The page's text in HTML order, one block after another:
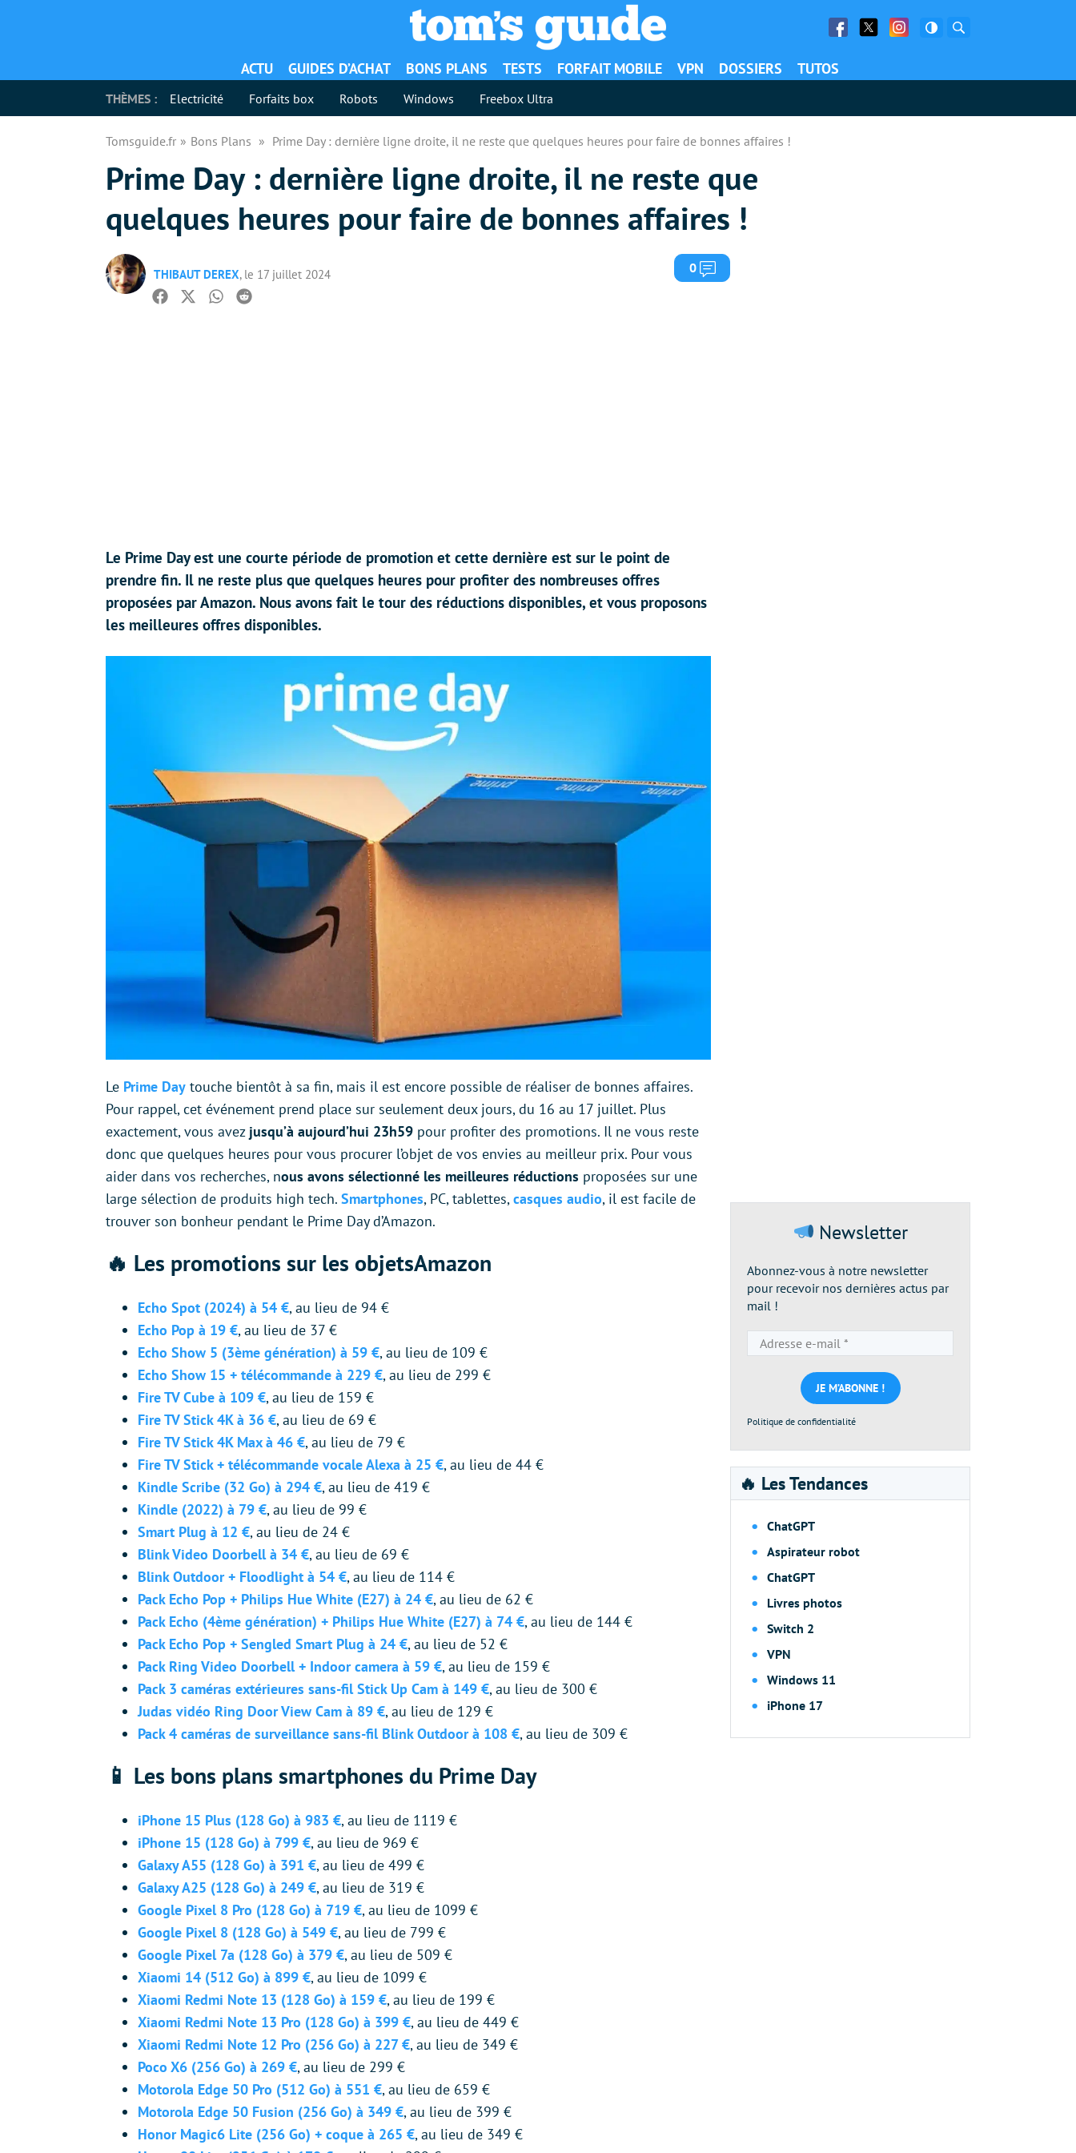
Facebook
Twitter Facebook
ACTU GUIDES D’ACHAT BONS PLANS TESTS FORFAIT MOBILE VPN DOSSIERS TUTOS
THÈMES : Electricité Forfaits box Robots Windows Freebox Ultra
Tomsguide.fr Bons Plans Prime Day : dernière ligne droite, il ne reste que quelques heures pour faire de bonnes affaires !
Prime Day : dernière ligne droite, il ne reste que
quelques heures pour faire de bonnes affaires !
THIBAUT DEREX, le 17 juillet 2024 0 Commentaires
Facebook
TwitterWhatsapp
Reddit
Le Prime Day est une courte période de promotion et cette dernière est sur le point de
prendre fin. Il ne reste plus que quelques heures pour profiter des nombreuses offres
proposées par Amazon. Nous avons fait le tour des réductions disponibles, et vous proposons
les meilleures offres disponibles.
Le Prime Day touche bientôt à sa fin, mais il est encore possible de réaliser de bonnes affaires.
Pour rappel, cet événement prend place sur seulement deux jours, du 16 au 17 juillet. Plus
exactement, vous avez jusqu’à aujourd’hui 23h59 pour profiter des promotions. Il ne vous reste
donc que quelques heures pour vous procurer l’objet de vos envies au meilleur prix. Pour vous
aider dans vos recherches, nous avons sélectionné les meilleures réductions proposées sur une
large sélection de produits high tech. Smartphones, PC, tablettes,casques audio, il est facile de
trouver son bonheur pendant le Prime Day d’Amazon.
🔥 Les promotions sur les objetsAmazon
Echo Spot (2024) à 54 €, au lieu de 94 €
Echo Pop à 19 €, au lieu de 37 €
Echo Show 5 (3ème génération) à 59 €, au lieu de 109 €
Echo Show 15 + télécommande à 229 €, au lieu de 299 €
Fire TV Cube à 109 €, au lieu de 159 €
Fire TV Stick 4K à 36 €, au lieu de 69 €
Fire TV Stick 4K Max à 46 €, au lieu de 79 €
Fire TV Stick + télécommande vocale Alexa à 25 €, au lieu de 44 €
Kindle Scribe (32 Go) à 294 €, au lieu de 419 €
Kindle (2022) à 79 €, au lieu de 99 €
Smart Plug à 12 €, au lieu de 24 €
Blink Video Doorbell à 34 €, au lieu de 69 €
Blink Outdoor + Floodlight à 54 €, au lieu de 114 €
Pack Echo Pop + Philips Hue White (E27) à 24 €, au lieu de 62 €
Pack Echo (4ème génération) + Philips Hue White (E27) à 74 €, au lieu de 144 €
Pack Echo Pop + Sengled Smart Plug à 24 €, au lieu de 52 €
Pack Ring Video Doorbell + Indoor camera à 59 €, au lieu de 159 €
Pack 3 caméras extérieures sans-fil Stick Up Cam à 149 €, au lieu de 300 €
Judas vidéo Ring Door View Cam à 89 €, au lieu de 129 €
Pack 4 caméras de surveillance sans-fil Blink Outdoor à 108 €, au lieu de 309 €
📱 Les bons plans smartphones du Prime Day
iPhone 15 Plus (128 Go) à 983 €, au lieu de 1119 €
iPhone 15 (128 Go) à 799 €, au lieu de 969 €
Galaxy A55 (128 Go) à 391 €, au lieu de 499 €
Galaxy A25 (128 Go) à 249 €, au lieu de 319 €
Google Pixel 8 Pro (128 Go) à 719 €, au lieu de 1099 €
Google Pixel 8 (128 Go) à 549 €, au lieu de 799 €
Google Pixel 7a (128 Go) à 379 €, au lieu de 509 €
Xiaomi 14 (512 Go) à 899 €, au lieu de 1099 €
Xiaomi Redmi Note 13 (128 Go) à 159 €, au lieu de 199 €
Xiaomi Redmi Note 13 Pro (128 Go) à 399 €, au lieu de 449 €
Xiaomi Redmi Note 12 Pro (256 Go) à 227 €, au lieu de 349 €
Poco X6 (256 Go) à 269 €, au lieu de 299 €
Motorola Edge 50 Pro (512 Go) à 551 €, au lieu de 659 €
Motorola Edge 50 Fusion (256 Go) à 349 €, au lieu de 399 €
Honor Magic6 Lite (256 Go) + coque à 265 €, au lieu de 349 €
Newsletter
Abonnez-vous à notre newsletter
pour recevoir nos dernières actus par
mail !
e-
mail
*
Politique de confidentialité
🔥 Les Tendances
ChatGPT
Aspirateur robot
ChatGPT
Livres photos
Switch 2
VPN
Windows 11
iPhone 17